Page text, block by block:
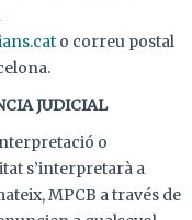
o correu postal
JUDICIAL
o
s’interpretarà a
MPCB a través de